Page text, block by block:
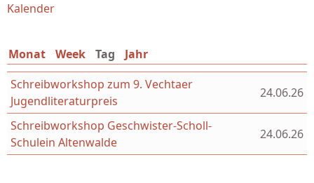
Sie sind hier
Kalender
Monat Week Tag (aktiver Reiter)
Jahr
Schreibworkshop zum 9. Vechtaer
Jugendliteraturpreis
24.06.26
Schreibworkshop Geschwister-Scholl-
Schulein Altenwalde
24.06.26